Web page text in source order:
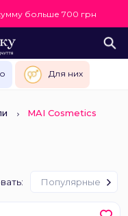
больше 700 грн
Для них
MAI Cosmetics
Популярные